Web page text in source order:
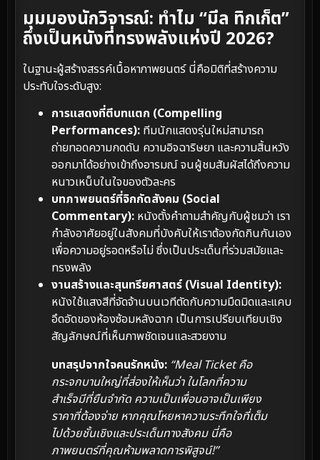
มุมมองนักวิจารณ์: ทำไม “มีล ทิกเก็ต”
ถึงเป็นหนังที่ทรงพลังแห่งปี 2026?
ในฐานะผู้สร้างสรรค์เนื้อหาภาพยนตร์ นี่คือมิติที่สร้างความ
ประทับใจระดับสูง:
การแสดงที่ตีบทแตก (Compelling
Performances): ทีมนักแสดงรุ่นใหม่สามารถ
ถ่ายทอดความกดดัน ความอิจฉาริษยา และความสิ้นหวัง
ออกมาได้อย่างเข้าถึงอารมณ์ จนผู้ชมสัมผัสได้ถึงความ
หนาวเหน็บในใจของตัวละคร
บทภาพยนตร์ที่จิกกัดสังคม (Social
Commentary): หนังตั้งคำถามสำคัญกับผู้ชมว่า เรา
กำลังอาศัยอยู่ในสังคมที่บังคับให้เราต้องกัดกินกันเอง
เพื่อความอยู่รอดหรือไม่ ซึ่งเป็นประเด็นที่ร่วมสมัยและ
ทรงพลัง
งานสร้างและสุนทรียศาสตร์ (Visual Identity):
หนังใช้แสงสีที่จัดจ้านบนเวทีตัดกับความมืดมิดและแคบ
อึดอัดของห้องซ้อมหลังฉาก เป็นการเปรียบเทียบเชิง
สัญลักษณ์ที่เห็นภาพชัดเจนและสวยงาม
บทสรุปจากใจคนรักหนัง: “Meal Ticket คือ
กระจกบานใหญ่ที่ส่องให้เห็นว่า ในโลกที่ความ
สำเร็จมีที่ยืนจำกัด ความเป็นเพื่อนอาจเป็นเพียง
ราคาที่ต้องจ่าย หากคุณโหยหาความระทึกใจที่เต็ม
ไปด้วยชั้นเชิงและประเด็นทางสังคม นี่คือ
ภาพยนตร์ที่คุณห้ามพลาดการพิสูจน์!”